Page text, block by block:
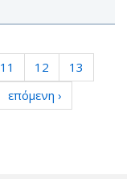
11 12
13
επόμενη ›